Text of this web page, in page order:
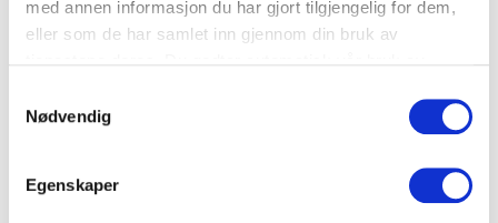
med annen informasjon du har gjort tilgjengelig for dem,
eller som de har samlet inn gjennom din bruk av
Nødvendig
Egenskaper